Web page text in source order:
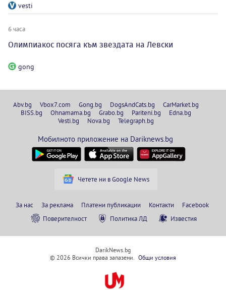
vesti
6 часа
Олимпиакос посяга към звездата на Левски
gong
Abv.bg Vbox7.com Gong.bg DogsAndCats.bg
CarMarket.bg
BISS.bg
Ohnamama.bg Grabo.bg Pariteni.bg
Edna.bg
Vesti.bg
Nova.bg Telegraph.bg
Мобилното приложение на Dariknews.bg
Четете ни в Google News
За нас За реклама Платени публикации Контакти
Facebook
Поверителност
Политика ЛД Известия
DarikNews.bg
© 2026 Всички права запазени.
Общи условия